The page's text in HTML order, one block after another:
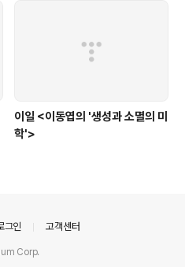
이일 <이동엽의 '생성과 소멸의 미
학'>
그인 고객센터
Corp.